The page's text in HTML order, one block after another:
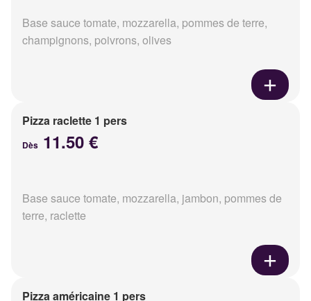
Base sauce tomate, mozzarella, pommes de terre,
champignons, poivrons, olives
Pizza raclette 1 pers
Dès 11.50 €
Base sauce tomate, mozzarella, jambon, pommes de
terre, raclette
Pizza américaine 1 pers